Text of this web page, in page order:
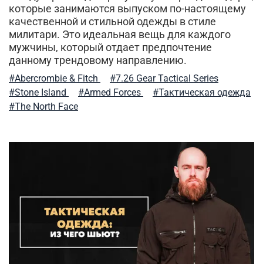
уход за вещами шапка вязаная шапка-бини
согревающие толстовки штаны джоггеры
прогулки и отдых летняя одежда
тактический подсумок джогеры карго
уход за одеждой
арафатка
городской милитари спортивные рюкзак
alpha industries футболки и рубашки
стиль милитари в повседневной жизни
которые занимаются выпуском по-настоящему
качественной и стильной одежды в стиле
милитари. Это идеальная вещь для каждого
мужчины, который отдает предпочтение
данному трендовому направлению.
#Abercrombie & Fitch
#7.26 Gear Tactical Series
#Stone Island
#Armed Forces
#Тактическая одежда
#The North Face